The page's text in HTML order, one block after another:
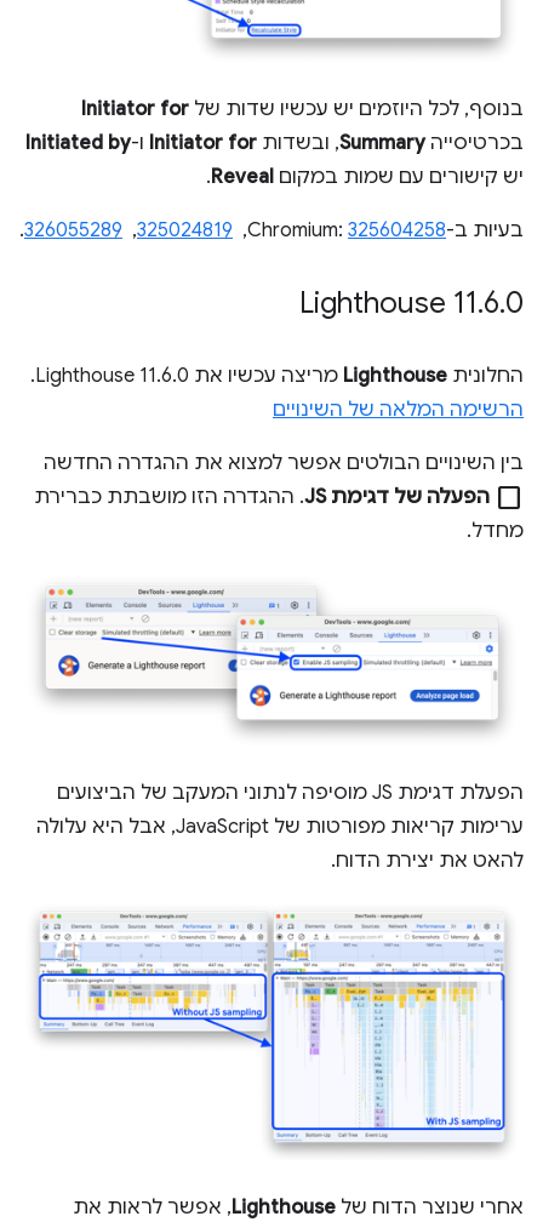
בנוסף, לכל היוזמים יש עכשיו שדות של Initiator for
בכרטיסייהSummary, ובשדות Initiator for ו-Initiated by
יש קישורים עם שמות במקום Reveal
.
בעיות ב-Chromium:325604258
, ‏
325024819
, ‏
326055289
.
‫Lighthouse 11.6.0
החלונית Lighthouse מריצה עכשיו את Lighthouse 11.6.0.
הרשימה המלאה של השינויים
בין השינויים הבולטים אפשר למצוא את ההגדרה החדשה
check_box_outline_blank הפעלה של דגימת JS
. ההגדרה הזו מושבתת כברירת
מחדל.
הפעלת דגימת JS מוסיפה לנתוני המעקב של הביצועים
ערימות קריאות מפורטות של JavaScript, אבל היא עלולה
להאט את יצירת הדוח.
אחרי שנוצר הדוח של Lighthouse, אפשר לראות את